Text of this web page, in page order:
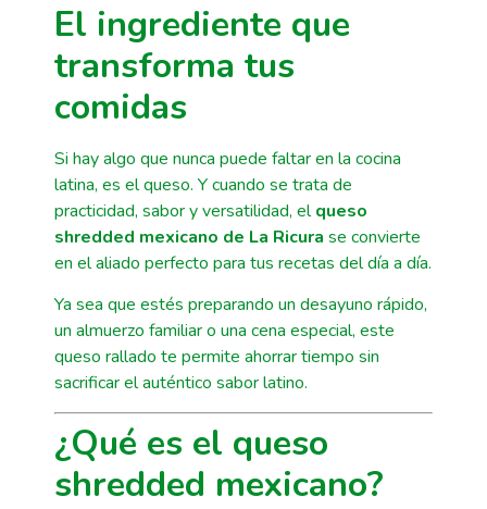
El ingrediente que
transforma tus
comidas
Si hay algo que nunca puede faltar en la cocina
latina, es el queso. Y cuando se trata de
practicidad, sabor y versatilidad, elqueso
shredded mexicano de La Ricura se convierte
en el aliado perfecto para tus recetas del día a día.
Ya sea que estés preparando un desayuno rápido,
un almuerzo familiar o una cena especial, este
queso rallado te permite ahorrar tiempo sin
sacrificar el auténtico sabor latino.
¿Qué es el queso
shredded mexicano?